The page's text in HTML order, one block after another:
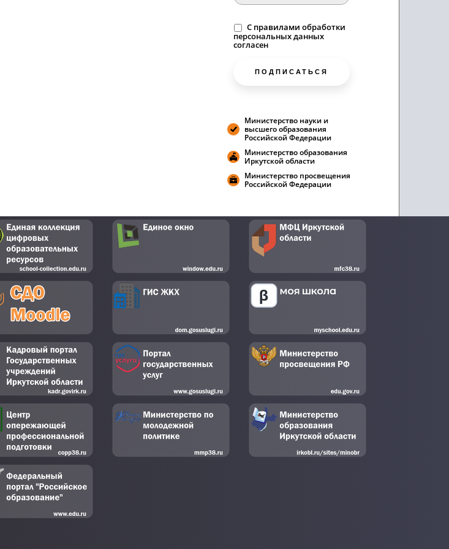
C правилами обработки
персональных данных
согласен
ПОДПИСАТЬСЯ
Министерство науки и
высшего образования
Российской Федерации
Министерство образования
Иркутской области
Министерство просвещения
Российской Федерации